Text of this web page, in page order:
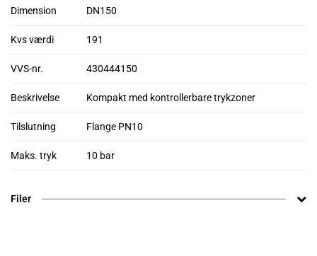
Dimension DN150
Kvs værdi 191
VVS-nr. 430444150
Beskrivelse Kompakt med kontrollerbare trykzoner
Tilslutning Flange PN10
Maks. tryk 10 bar
Filer